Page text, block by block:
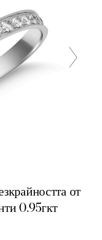
от
0.95гкт